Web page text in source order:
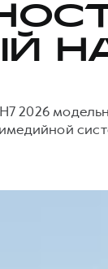
2026